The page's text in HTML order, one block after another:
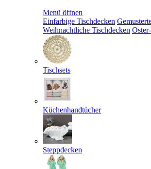
Menü öffnen
Einfarbige Tischdecken
Weihnachtliche Tischdecken
Tischsets
Küchenhandtücher
Steppdecken